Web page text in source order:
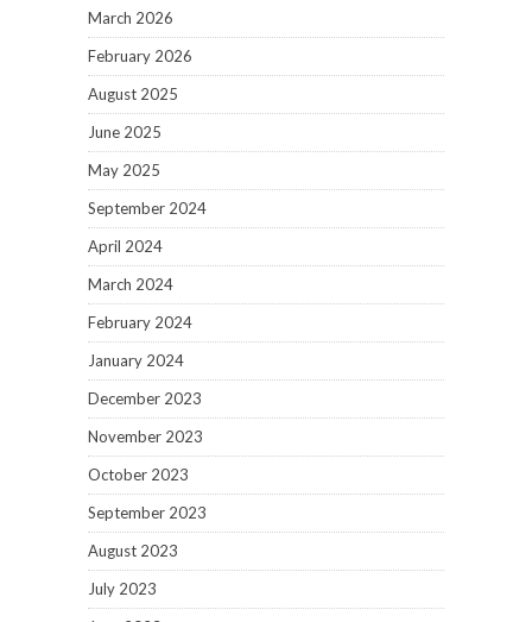
March 2026
February 2026
August 2025
June 2025
May 2025
September 2024
April 2024
March 2024
February 2024
January 2024
December 2023
November 2023
October 2023
September 2023
August 2023
July 2023